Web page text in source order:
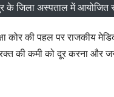
के जिला अस्पताल में आयोजित
कोर की पहल पर राजकीय
रक्त की कमी को दूर करना